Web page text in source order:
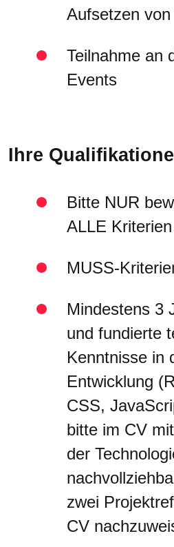
Aufsetzen von
Teilnahme an
Events
Ihre
Bitte NUR
ALLE
MUSS-
Mindestens 3
und fundierte
Kenntnisse in
Entwicklung
CSS,
bitte im CV
der
zwei
CV